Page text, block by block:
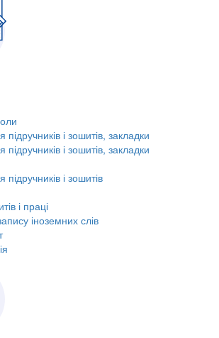
і зошитів, закладки
і зошитів, закладки
і зошитів
і праці
іноземних слів